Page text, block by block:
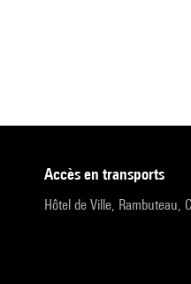
accès en transports
Hôtel de Ville, Rambuteau,